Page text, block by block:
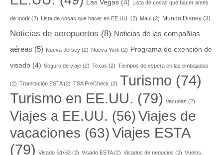
Las Vegas (4) Lista de cosas que hacer antes
de morir (2) Lista de cosas que hacer en EE.UU. (2) Maui (2) Mundo Disney (3)
Noticias de aeropuertos (8) Noticias de las compañías
aéreas (5) Nueva Jersey (2) Nueva York (2) Programa de exención de
visado (4) Seguro de viaje (2) Texas (2) Tiempos de espera en las embajadas
(2) Tramitación ESTA(2) TSA PreCheck (2) Turismo (74)
Turismo en EE.UU. (79) Vacunas (2)
Viajes a EE.UU. (56)Viajes de
vacaciones (63)Viajes ESTA
(79) Visado B1/B2 (2) Visado ESTA(2) Visados de negocios (2) Vuelos